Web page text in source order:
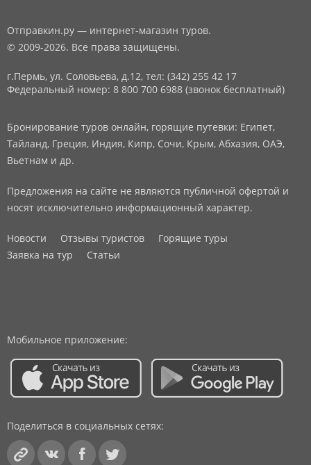
Отправкин.ру — интернет-магазин туров.
© 2009-2026. Все права защищены.
г.Пермь, ул. Соловьева, д.12, тел: (342) 255 42 17
Федеральный номер: 8 800 700 6988 (звонок бесплатный)
Бронирование туров онлайн, горящие путевки: Египет,
Тайланд, Греция, Индия, Кипр, Сочи, Крым, Абхазия, ОАЭ,
Вьетнам и др.
Предложения на сайте не являются публичной офертой и
носят исключительно информационный характер.
Новости Отзывы туристов
Горящие туры
Заявка на тур
Статьи
Мобильное приложение:
Поделиться в социальных сетях: